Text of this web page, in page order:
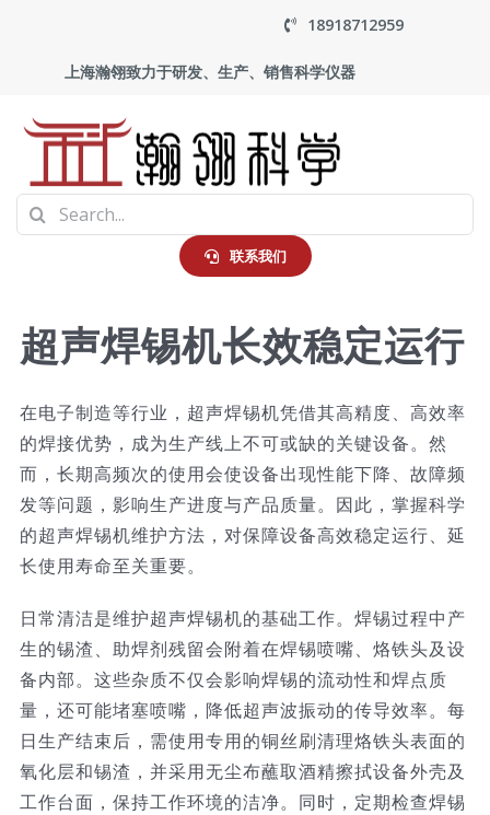
content
18918712959
上海瀚翎致力于研发、生产、销售科学仪器
首页
走进瀚翎
技术服务
Search
for:
联系我们
超声焊锡机长效稳定运行
在电子制造等行业，超声焊锡机凭借其高精度、高效率
的焊接优势，成为生产线上不可或缺的关键设备。然
而，长期高频次的使用会使设备出现性能下降、故障频
发等问题，影响生产进度与产品质量。因此，掌握科学
的超声焊锡机维护方法，对保障设备高效稳定运行、延
长使用寿命至关重要。
日常清洁是维护超声焊锡机的基础工作。焊锡过程中产
生的锡渣、助焊剂残留会附着在焊锡喷嘴、烙铁头及设
备内部。这些杂质不仅会影响焊锡的流动性和焊点质
量，还可能堵塞喷嘴，降低超声波振动的传导效率。每
日生产结束后，需使用专用的铜丝刷清理烙铁头表面的
氧化层和锡渣，并采用无尘布蘸取酒精擦拭设备外壳及
工作台面，保持工作环境的洁净。同时，定期检查焊锡